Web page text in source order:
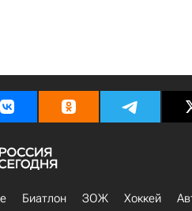
Биатлон ЗОЖ Хоккей